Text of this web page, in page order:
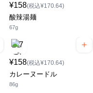
¥158(税込¥170.64)
酸辣湯麺
67g
¥158(税込¥170.64)
カレーヌードル
86g